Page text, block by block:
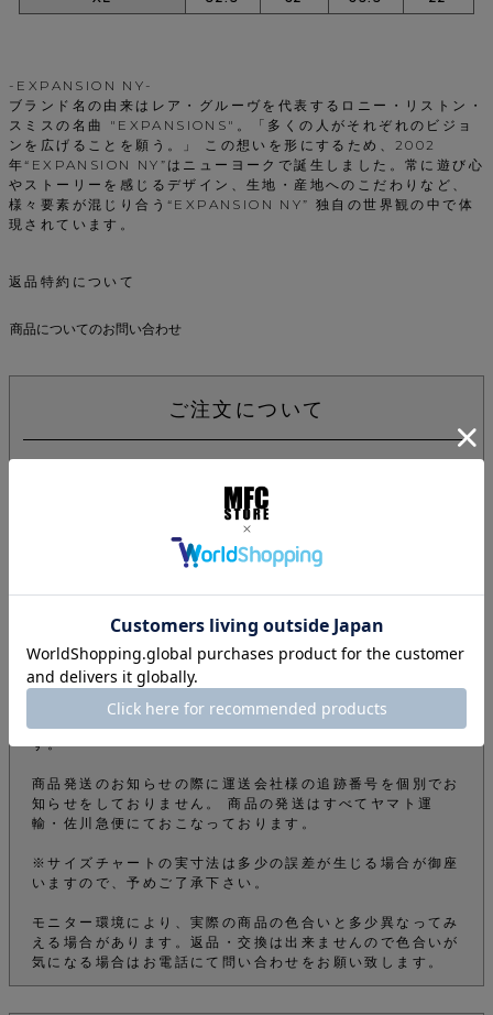
-EXPANSION NY-
ブランド名の由来はレア・グルーヴを代表するロニー・リストン・
スミスの名曲 "EXPANSIONS"。「多くの人がそれぞれのビジョ
ンを広げることを願う。」 この想いを形にするため、2002
年“EXPANSION NY”はニューヨークで誕生しました。常に遊び心
やストーリーを感じるデザイン、生地・産地へのこだわりなど、
様々要素が混じり合う“EXPANSION NY” 独自の世界観の中で体
現されています。
返品特約について
商品についてのお問い合わせ
ご注文について
info@mfc-store.com から確認メールが届きます。 迷惑
メールフィルターの設定をされている場合は 受信可能設定
に変更して頂かないと届かないのでご注意ください。
ます。できる限りそのようなことがないよう管理しておりま
すが、予めご了承下さい。
商品をご購入のお客様のオーダー内容から弊社の審査によ
り、電話やメールなどでオーダーを確認させて頂くことがご
ざいます。その為、商品の発送が遅くなってしまうこともご
ざいますが、ご了承の上ご購入のお手続きをお願いいたしま
す。
商品発送のお知らせの際に運送会社様の追跡番号を個別でお
知らせをしておりません。 商品の発送はすべてヤマト運
輸・佐川急便にておこなっております。
※サイズチャートの実寸法は多少の誤差が生じる場合が御座
いますので、予めご了承下さい。
モニター環境により、実際の商品の色合いと多少異なってみ
える場合があります。返品・交換は出来ませんので色合いが
気になる場合はお電話にて問い合わせをお願い致します。